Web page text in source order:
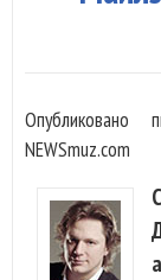
Опубликовано
NEWSmuz.com